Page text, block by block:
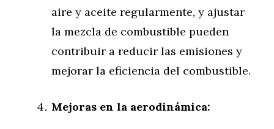
aire y aceite regularmente, y ajustar
la mezcla de combustible pueden
contribuir a reducir las emisiones y
mejorar la eficiencia del combustible.
Mejoras en la aerodinámica: